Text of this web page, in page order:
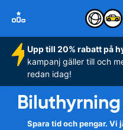
Upp till 20% rabatt på
kampanj gäller till och
redan idag!
Spara tid och pengar.